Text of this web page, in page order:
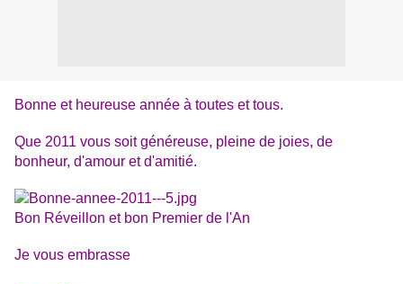
Bonne et heureuse année à toutes et tous.
Que 2011 vous soit généreuse, pleine de joies, de
bonheur, d'amour et d'amitié.
Bon Réveillon et bon Premier de l'An
Je vous embrasse